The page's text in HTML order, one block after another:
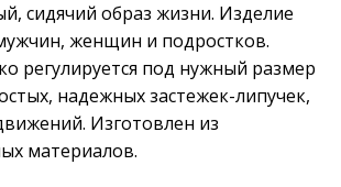
сидячий образ жизни. Изделие
женщин и подростков.
регулируется под нужный размер
надежных застежек-липучек,
Изготовлен из
материалов.